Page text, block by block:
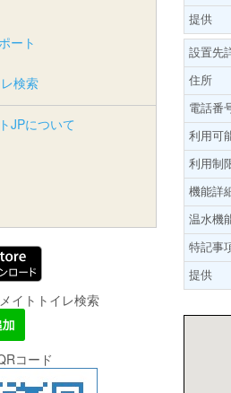
提供
設置先
住所
電話番
利用可
利用制
機能詳
温水機
特記事
提供
ート
検索
JPについて
イトトイレ検索
コード